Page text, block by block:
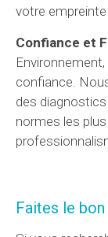
votre empreinte
Confiance et
confiance.
des
normes les
Faites le